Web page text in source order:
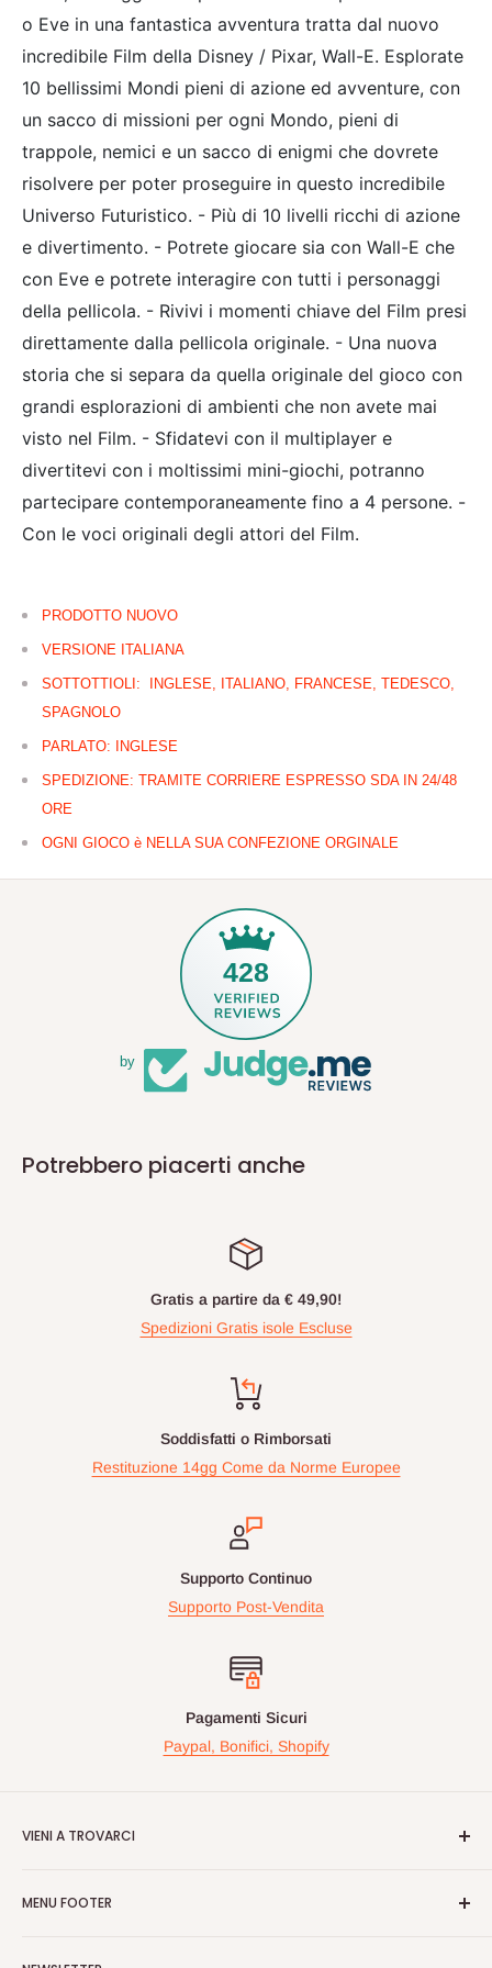
o Eve in una fantastica avventura tratta dal nuovo
incredibile Film della Disney / Pixar, Wall-E. Esplorate
10 bellissimi Mondi pieni di azione ed avventure, con
un sacco di missioni per ogni Mondo, pieni di
trappole, nemici e un sacco di enigmi che dovrete
risolvere per poter proseguire in questo incredibile
Universo Futuristico. - Più di 10 livelli ricchi di azione
e divertimento. - Potrete giocare sia con Wall-E che
con Eve e potrete interagire con tutti i personaggi
della pellicola. - Rivivi i momenti chiave del Film presi
direttamente dalla pellicola originale. - Una nuova
storia che si separa da quella originale del gioco con
grandi esplorazioni di ambienti che non avete mai
visto nel Film. - Sfidatevi con il multiplayer e
divertitevi con i moltissimi mini-giochi, potranno
partecipare contemporaneamente fino a 4 persone. -
Con le voci originali degli attori del Film.
PRODOTTO NUOVO
VERSIONE ITALIANA
SOTTOTTIOLI: INGLESE, ITALIANO, FRANCESE, TEDESCO,
SPAGNOLO
PARLATO: INGLESE
SPEDIZIONE: TRAMITE CORRIERE ESPRESSO SDA IN 24/48
ORE
OGNI GIOCO è NELLA SUA CONFEZIONE ORGINALE
428
by
Potrebbero piacerti anche
Gratis a partire da € 49,90!
Spedizioni Gratis isole Escluse
Soddisfatti o Rimborsati
Restituzione 14gg Come da Norme Europee
Supporto Continuo
Supporto Post-Vendita
Pagamenti Sicuri
Paypal, Bonifici, Shopify
VIENI A TROVARCI
Nelle maggiori fiere Geek/Fumetti/Videogiochi, Italiane ed
vantaggiosi sulle nuove uiscite.
MENU FOOTER